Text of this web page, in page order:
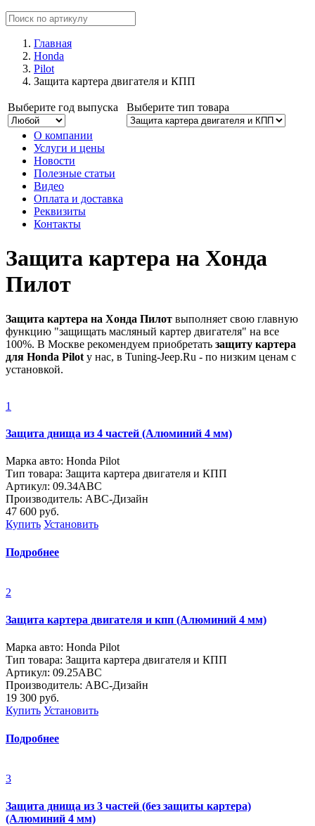
Главная
Honda
Pilot
Защита картера двигателя и КПП
Выберите год выпуска Выберите тип товара
О компании
Услуги и цены
Новости
Полезные статьи
Видео
Оплата и доставка
Реквизиты
Контакты
Защита картера на Хонда
Пилот
Защита картера на Хонда Пилот выполняет свою главную
функцию "защищать масляный картер двигателя" на все
100%. В Москве рекомендуем приобретать защиту картера
для Honda Pilot у нас, в Tuning-Jeep.Ru - по низким ценам с
установкой.
1
Защита днища из 4 частей (Алюминий 4 мм)
Марка авто: Honda Pilot
Тип товара: Защита картера двигателя и КПП
Артикул: 09.34ABC
Производитель: ABC-Дизайн
47 600 руб.
Купить Установить
Подробнее
2
Защита картера двигателя и кпп (Алюминий 4 мм)
Марка авто: Honda Pilot
Тип товара: Защита картера двигателя и КПП
Артикул: 09.25ABC
Производитель: ABC-Дизайн
19 300 руб.
Купить Установить
Подробнее
3
Защита днища из 3 частей (без защиты картера)
(Алюминий 4 мм)